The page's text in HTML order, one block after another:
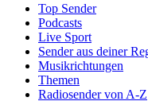
Top Sender
Podcasts
Live Sport
Sender aus deiner
Musikrichtungen
Themen
Radiosender von A-Z